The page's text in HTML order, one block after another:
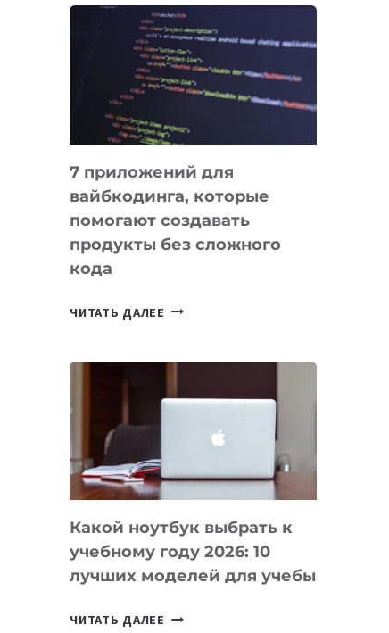
ПОЛЕЗНЫХ
ИНСТРУМЕНТОВ
ДЛЯ
РАБОТЫ
7 приложений для
вайбкодинга, которые
помогают создавать
продукты без сложного
кода
ЧИТАТЬ ДАЛЕЕ
КОТОРЫЕ
СОЗДАВАТЬ
БЕЗ
КОДА
Какой ноутбук выбрать к
учебному году 2026: 10
лучших моделей для учебы
ЧИТАТЬ ДАЛЕЕ КАКОЙ